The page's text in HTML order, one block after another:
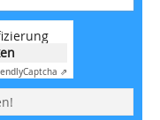
Captcha ⇗